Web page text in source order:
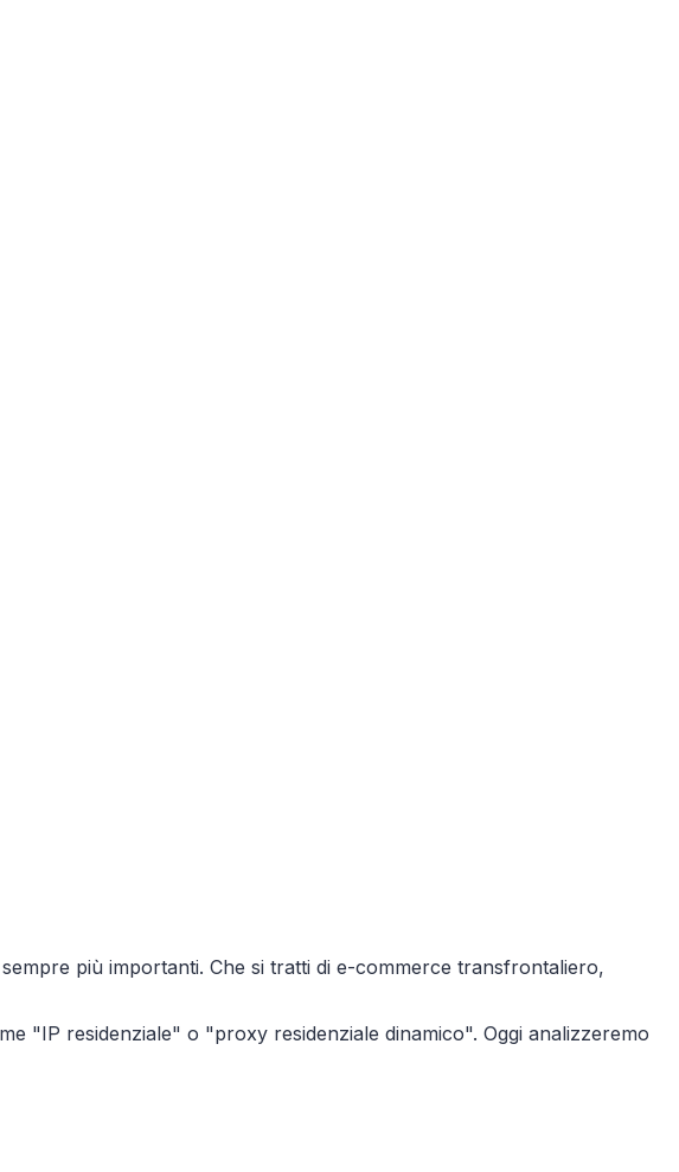
più importanti. Che si tratti di e-commerce transfrontaliero,
"IP residenziale" o "proxy residenziale dinamico". Oggi analizzeremo